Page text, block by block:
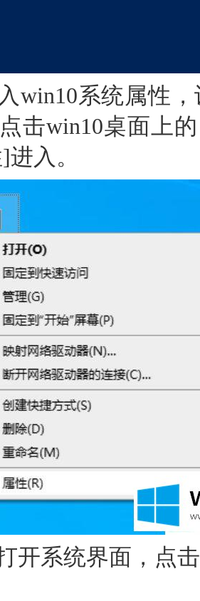
win10系统属性
击win10桌面上
入。
开系统界面，点